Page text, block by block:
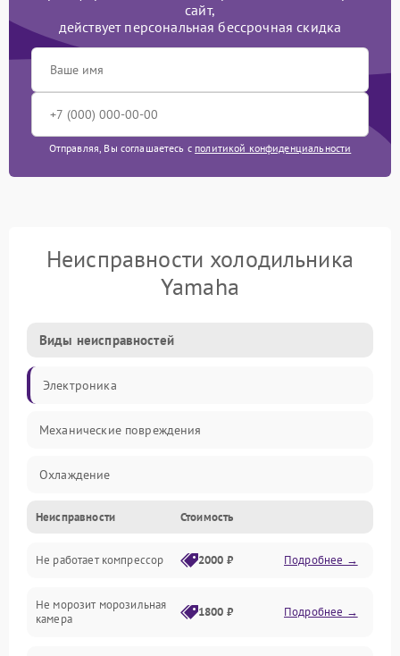
сайт,
действует персональная бессрочная скидка
Отправляя, Вы соглашаетесь с политикой конфиденциальности
Неисправности холодильника
Yamaha
Виды неисправностей
Электроника
Механические повреждения
Охлаждение
Механика
Электропитание
Дренаж
Неисправности Стоимость
Не работает компрессор 2000 ₽ Подробнее →
Не морозит морозильная
камера
1800 ₽ Подробнее →